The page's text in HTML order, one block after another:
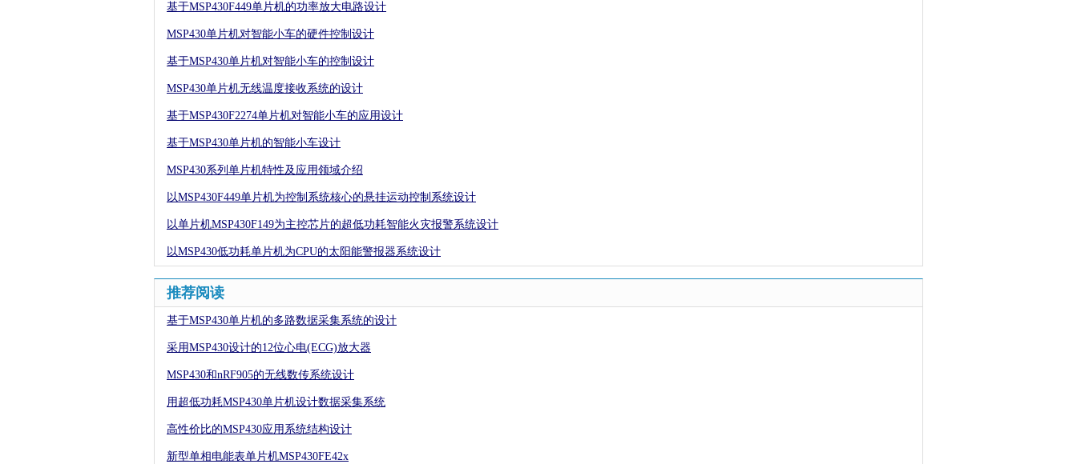
基于MSP430F449单片机的功率放大电路设计
MSP430单片机对智能小车的硬件控制设计
基于MSP430单片机对智能小车的控制设计
MSP430单片机无线温度接收系统的设计
基于MSP430F2274单片机对智能小车的应用设计
基于MSP430单片机的智能小车设计
MSP430系列单片机特性及应用领域介绍
以MSP430F449单片机为控制系统核心的悬挂运动控制系统设计
以单片机MSP430F149为主控芯片的超低功耗智能火灾报警系统设计
以MSP430低功耗单片机为CPU的太阳能警报器系统设计
推荐阅读
基于MSP430单片机的多路数据采集系统的设计
采用MSP430设计的12位心电(ECG)放大器
MSP430和nRF905的无线数传系统设计
用超低功耗MSP430单片机设计数据采集系统
高性价比的MSP430应用系统结构设计
新型单相电能表单片机MSP430FE42x